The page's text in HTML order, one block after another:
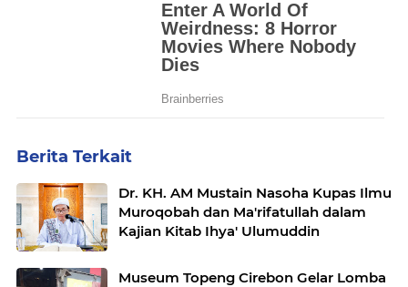
Berita Terkait
Dr. KH. AM Mustain Nasoha Kupas Ilmu
Muroqobah dan Ma'rifatullah dalam
Kajian Kitab Ihya' Ulumuddin
Museum Topeng Cirebon Gelar Lomba